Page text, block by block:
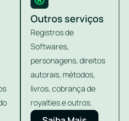
Outros serviços
Registros de
Softwares,
personagens, direitos
autorais, métodos,
livros, cobrança de
royalties e outros.